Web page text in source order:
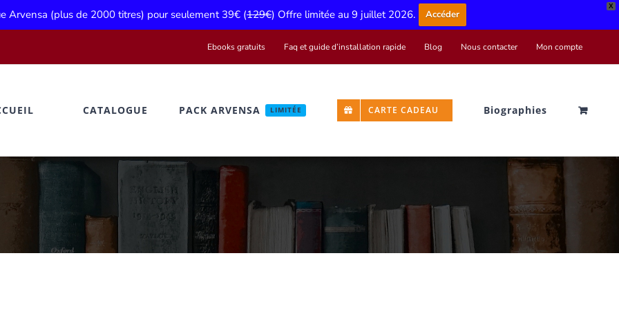
X
Arvensa (plus de 2000 titres) pour seulement 39€ (129€) Offre limitée au 9 juillet 2026. Accéder
Ebooks gratuits Faq et guide d’installation rapide Blog Nous contacter Mon compte
CATALOGUE PACK ARVENSA LIMITÉE CARTE CADEAU Biographies